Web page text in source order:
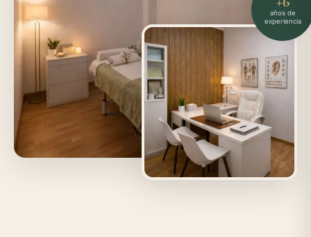
años de
experiencia